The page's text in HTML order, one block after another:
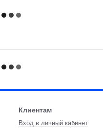
Клиентам
Вход в личный кабинет